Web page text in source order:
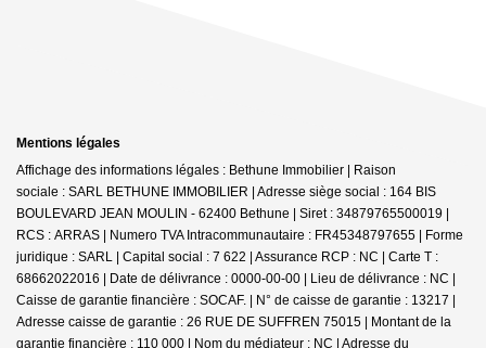
Mentions légales
Affichage des informations légales : Bethune Immobilier | Raison
sociale : SARL BETHUNE IMMOBILIER | Adresse siège social : 164 BIS
BOULEVARD JEAN MOULIN - 62400 Bethune | Siret : 34879765500019 |
RCS : ARRAS | Numero TVA Intracommunautaire : FR45348797655 | Forme
juridique : SARL | Capital social : 7 622 | Assurance RCP : NC | Carte T :
68662022016 | Date de délivrance : 0000-00-00 | Lieu de délivrance : NC |
Caisse de garantie financière : SOCAF. | N° de caisse de garantie : 13217 |
Adresse caisse de garantie : 26 RUE DE SUFFREN 75015 | Montant de la
garantie financière : 110 000 | Nom du médiateur : NC | Adresse du